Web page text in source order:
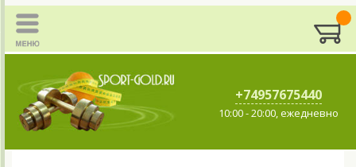
+74957675440
10:00 - 20:00, ежедневно